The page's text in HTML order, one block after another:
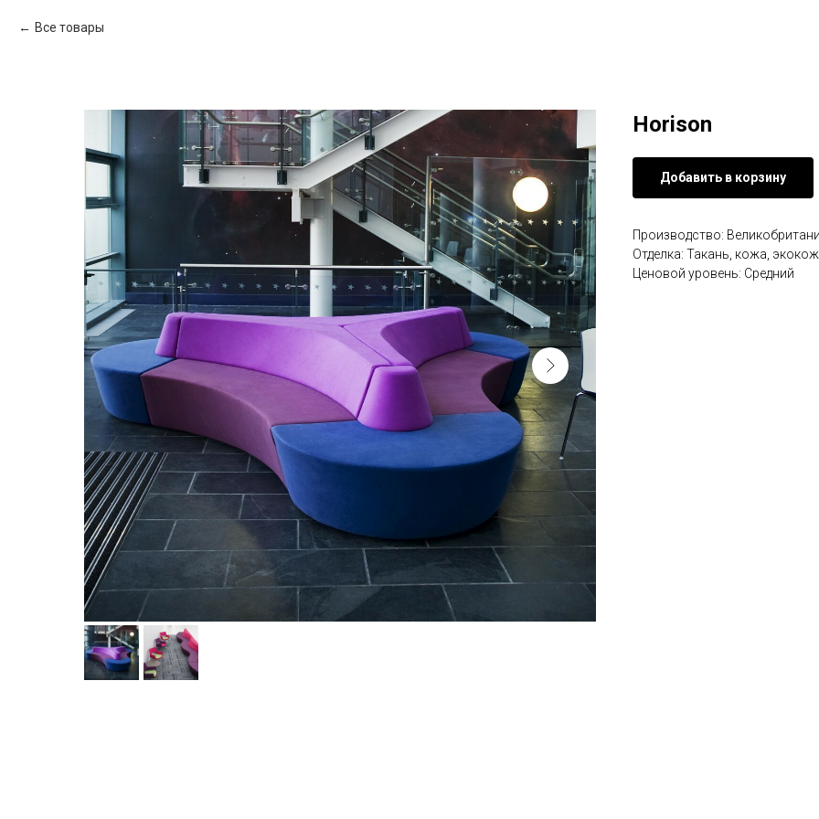
Все товары
Horison
Добавить в корзину
Производство:
Отделка: Такань, кожа,
Ценовой уровень: Средний